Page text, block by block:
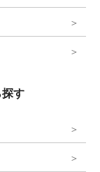
れており、アク
光スポットで、思
ること間違いなし
す